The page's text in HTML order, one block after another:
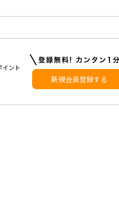
ント
新規会員登録する